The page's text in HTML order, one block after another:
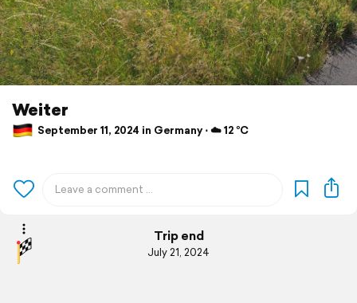
Weiter
September 11, 2024 in Germany ⋅ ☁️ 12 °C
Trip end
July 21, 2024